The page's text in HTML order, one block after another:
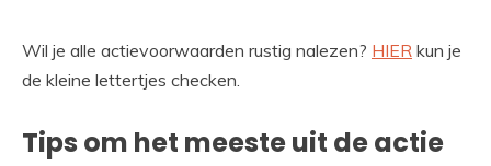
Wil je alle actievoorwaarden rustig nalezen? HIER kun je
de kleine lettertjes checken.
Tips om het meeste uit de actie